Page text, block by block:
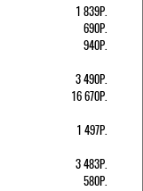
1 839Р.
690Р.
940Р.
3 490Р.
16 670Р.
1 497Р.
3 483Р.
580Р.